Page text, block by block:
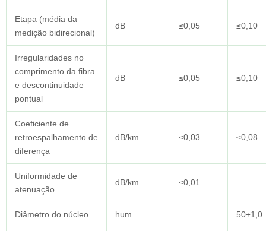
Etapa (média da
medição bidirecional)
dB ≤0,05 ≤0,10
Irregularidades no
comprimento da fibra
e descontinuidade
pontual
dB ≤0,05 ≤0,10
Coeficiente de
retroespalhamento de
diferença
dB/km ≤0,03 ≤0,08
Uniformidade de
atenuação
dB/km ≤0,01 …….
Diâmetro do núcleo hum …… 50±1,0